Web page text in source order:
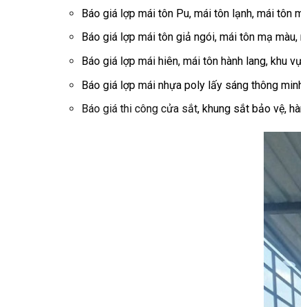
Báo giá lợp mái tôn Pu, mái tôn lạnh, mái tôn
Báo giá lợp mái tôn giả ngói, mái tôn mạ
Báo giá lợp mái hiên, mái tôn hành lang, khu
Báo giá lợp mái nhựa poly lấy sáng thông
Báo giá thi công cửa sắt, khung sắt bảo vệ,